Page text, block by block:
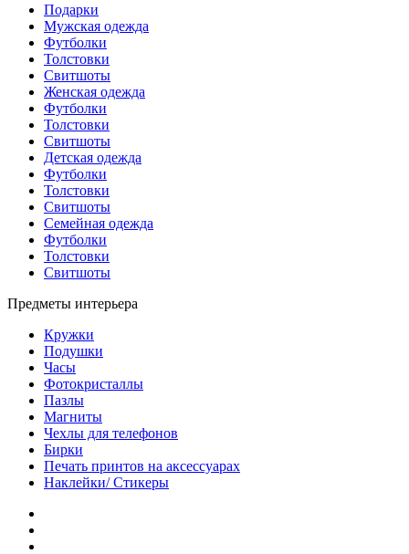
Подарки
Мужская одежда
Футболки
Толстовки
Свитшоты
Женская одежда
Футболки
Толстовки
Свитшоты
Детская одежда
Футболки
Толстовки
Свитшоты
Семейная одежда
Футболки
Толстовки
Свитшоты
Предметы интерьера
Кружки
Подушки
Часы
Фотокристаллы
Пазлы
Магниты
Чехлы для телефонов
Бирки
Печать принтов на аксессуарах
Наклейки/ Стикеры